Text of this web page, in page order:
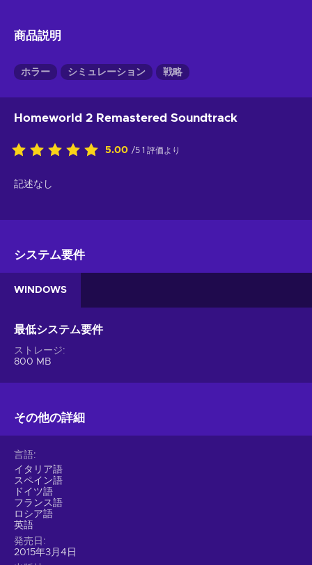
商品説明
ホラー シミュレーション 戦略
Homeworld 2 Remastered Soundtrack
5.00 /5 1 評価より
記述なし
システム要件
WINDOWS
最低システム要件
ストレージ
800 MB
その他の詳細
言語
イタリア語
スペイン語
ドイツ語
フランス語
ロシア語
英語
発売日
2015年3月4日